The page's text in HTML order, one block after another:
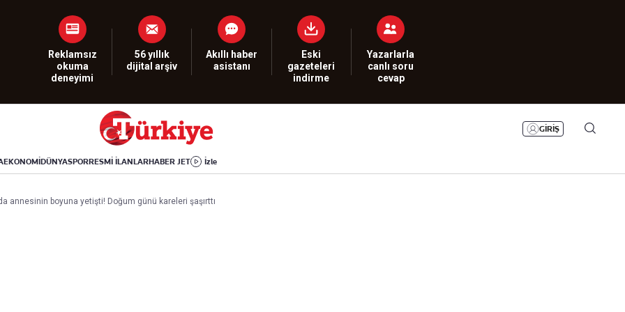
Reklamsız
okuma
deneyimi
56 yıllık
dijital arşiv
Akıllı haber
asistanı
Eski
gazeteleri
indirme
Yazarlarla
canlı soru
cevap
GİRİŞ
EKONOMİDÜNYASPORRESMİ İLANLARHABER JET İzle
Orta Doğu
İsrail-Gazze
Yaşam
Sağlık
Hava Durumu
Yemek
Aktüel
Kültür-Sanat
Sinema
Arkeoloji
Kitap
Bizim Sayfa
Namaz Vakitleri
Sesli Yayınlar
annesinin boyuna yetişti! Doğum günü kareleri şaşırttı